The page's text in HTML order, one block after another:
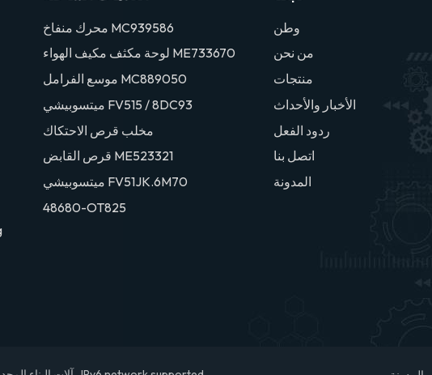
محرك منفاخ MC939586
لوحة مكثف مكيف الهواء ME733670
موسع الفرامل MC889050
ميتسوبيشي FV515 / 8DC93
مخلب قرص الاحتكاك
قرص القابض ME523321
ميتسوبيشي FV51JK.6M70
48680-OT825
وطن
من نحن
منتجات
الأخبار والأحداث
ردود الفعل
اتصل بنا
المدونة